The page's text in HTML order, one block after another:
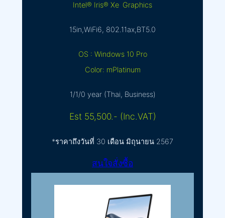
Intel® Iris® Xe Graphics
15in,WiFi6, 802.11ax,BT5.0
OS : Windows 10 Pro
Color: mPlatinum
1/1/0 year (Thai, Business)
Est 55,500.- (Inc.VAT)
*ราคาถึงวันที่ 30 เดือน มิถุนายน 2567
สนใจสั่งซื้อ